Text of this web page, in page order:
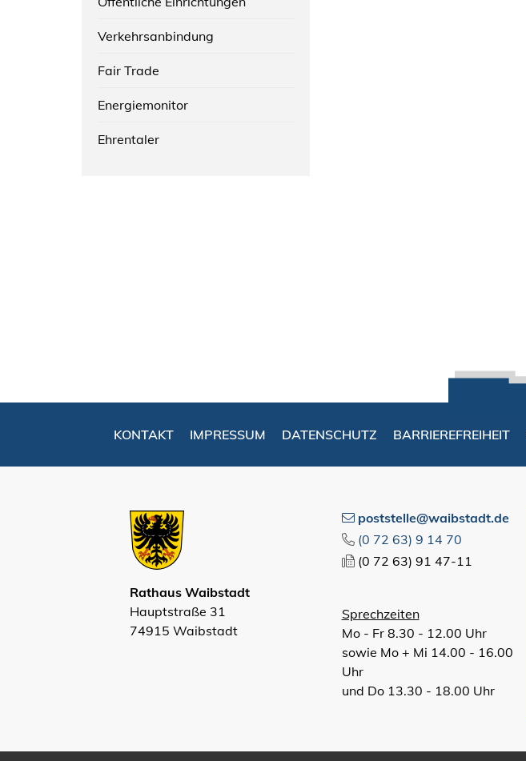
Verkehrsanbindung
Fair Trade
Energiemonitor
Ehrentaler
KONTAKT IMPRESSUM DATENSCHUTZ BARRIEREFREIHEIT
Rathaus Waibstadt
Hauptstraße 31
74915 Waibstadt
poststelle@waibstadt.de
(0 72 63) 9 14 70
(0 72 63) 91 47-11
Sprechzeiten
Mo - Fr 8.30 - 12.00 Uhr
sowie Mo + Mi 14.00 - 16.00
Uhr
und Do 13.30 - 18.00 Uhr